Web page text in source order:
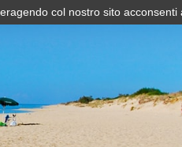
col nostro sito acconsenti